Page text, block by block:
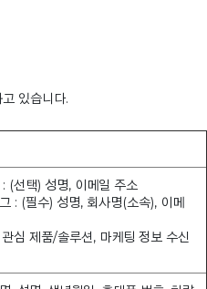
있습니다.
(선택) 성명, 이메일 주소
: (필수) 성명, 회사명(소속), 이메
심 제품/솔루션, 마케팅 정보 수신